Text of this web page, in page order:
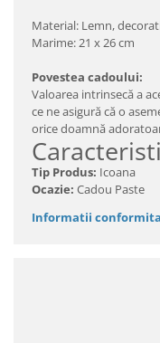
Material: Lemn,
Marime: 21 x 26 cm
Povestea cadoului:
Valoarea intrinsecă a
ce ne asigură că o
orice doamnă
Tip Produs: Icoana
Ocazie: Cadou Paste
Informatii